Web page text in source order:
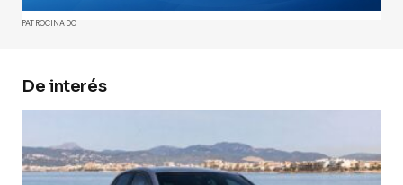
Comment*
Your E-mail*
PATROCINADO
De interés